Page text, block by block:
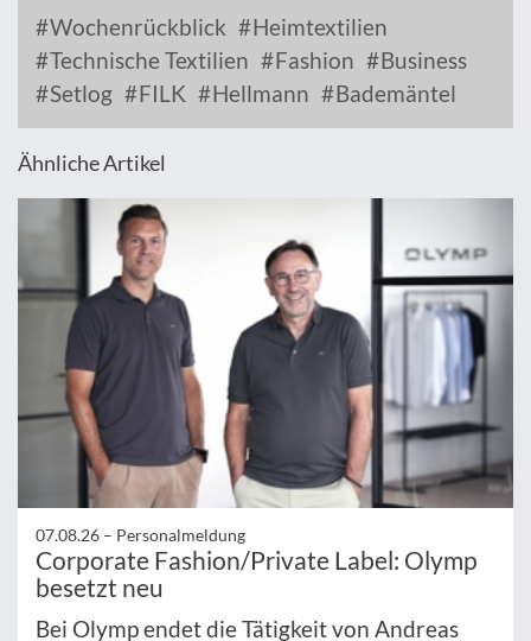
Wochenrückblick
Heimtextilien
Technische Textilien
Fashion
Business
Setlog
FILK Hellmann Bademäntel
Ähnliche Artikel
07.08.26 – Personalmeldung
Corporate Fashion/Private Label: Olymp
besetzt neu
Bei Olymp endet die Tätigkeit von Andreas